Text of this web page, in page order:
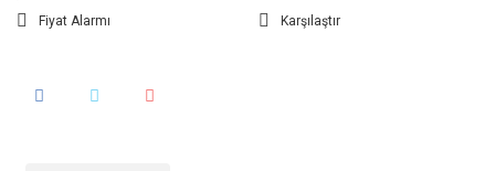
Fiyat Alarmı
Karşılaştır